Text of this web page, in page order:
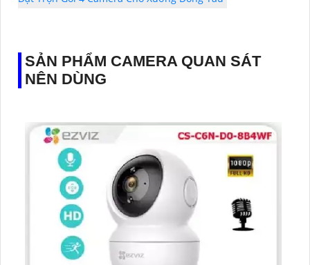
SẢN PHẨM CAMERA QUAN SÁT
NÊN DÙNG